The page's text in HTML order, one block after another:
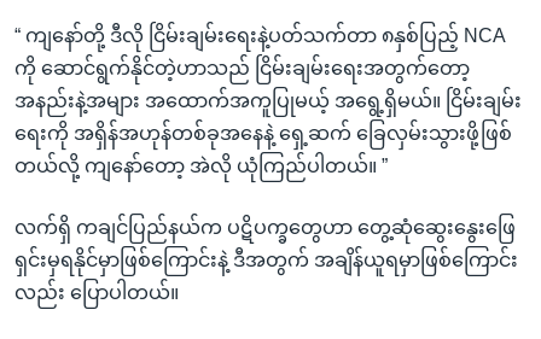
“ ကျနော်တို့ ဒီလို ငြိမ်းချမ်းရေးနဲ့ပတ်သက်တာ ၈နှစ်ပြည့် NCA
ကို ဆောင်ရွက်နိုင်တဲ့ဟာသည် ငြိမ်းချမ်းရေးအတွက်တော့
အနည်းနဲ့အများ အထောက်အကူပြုမယ့် အရွေ့ရှိမယ်။ ငြိမ်းချမ်း
ရေးကို အရှိန်အဟုန်တစ်ခုအနေနဲ့ ရှေ့ဆက် ခြေလှမ်းသွားဖို့ဖြစ်
တယ်လို့ ကျနော်တော့ အဲလို ယုံကြည်ပါတယ်။ ”
လက်ရှိ ကချင်ပြည်နယ်က ပဋိပက္ခတွေဟာ တွေ့ဆုံဆွေးနွေးဖြေ
ရှင်းမှရနိုင်မှာဖြစ်ကြောင်းနဲ့ ဒီအတွက် အချိန်ယူရမှာဖြစ်ကြောင်း
လည်း ပြောပါတယ်။